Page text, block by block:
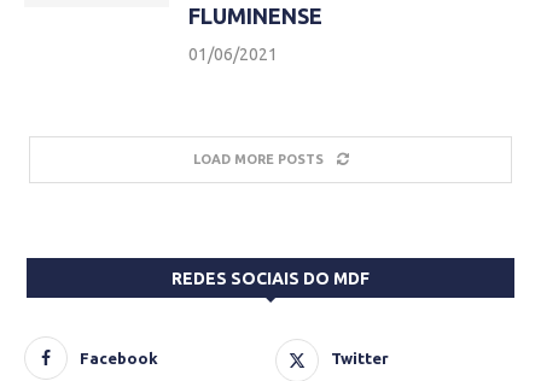
FLUMINENSE
01/06/2021
LOAD MORE POSTS
REDES SOCIAIS DO MDF
Facebook Twitter